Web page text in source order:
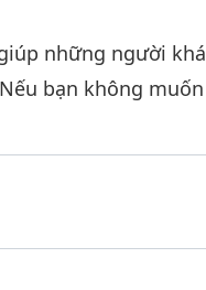
giá
những người
bạn không